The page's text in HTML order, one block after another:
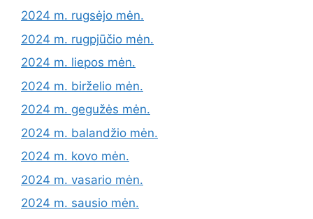
2024 m. rugsėjo mėn.
2024 m. rugpjūčio mėn.
2024 m. liepos mėn.
2024 m. birželio mėn.
2024 m. gegužės mėn.
2024 m. balandžio mėn.
2024 m. kovo mėn.
2024 m. vasario mėn.
2024 m. sausio mėn.